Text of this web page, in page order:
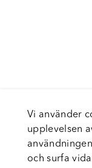
Vi använder
upplevelsen
och surfa